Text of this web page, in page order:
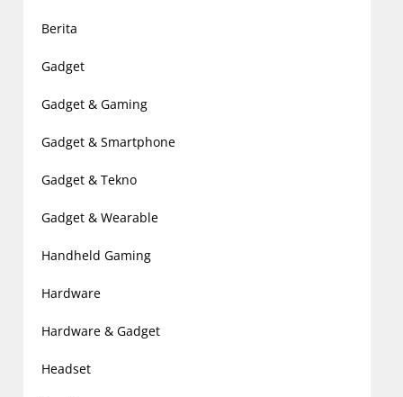
Berita
Gadget
Gadget & Gaming
Gadget & Smartphone
Gadget & Tekno
Gadget & Wearable
Handheld Gaming
Hardware
Hardware & Gadget
Headset